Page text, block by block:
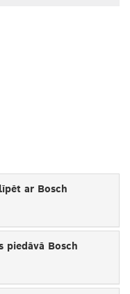
ar Bosch
piedāvā Bosch